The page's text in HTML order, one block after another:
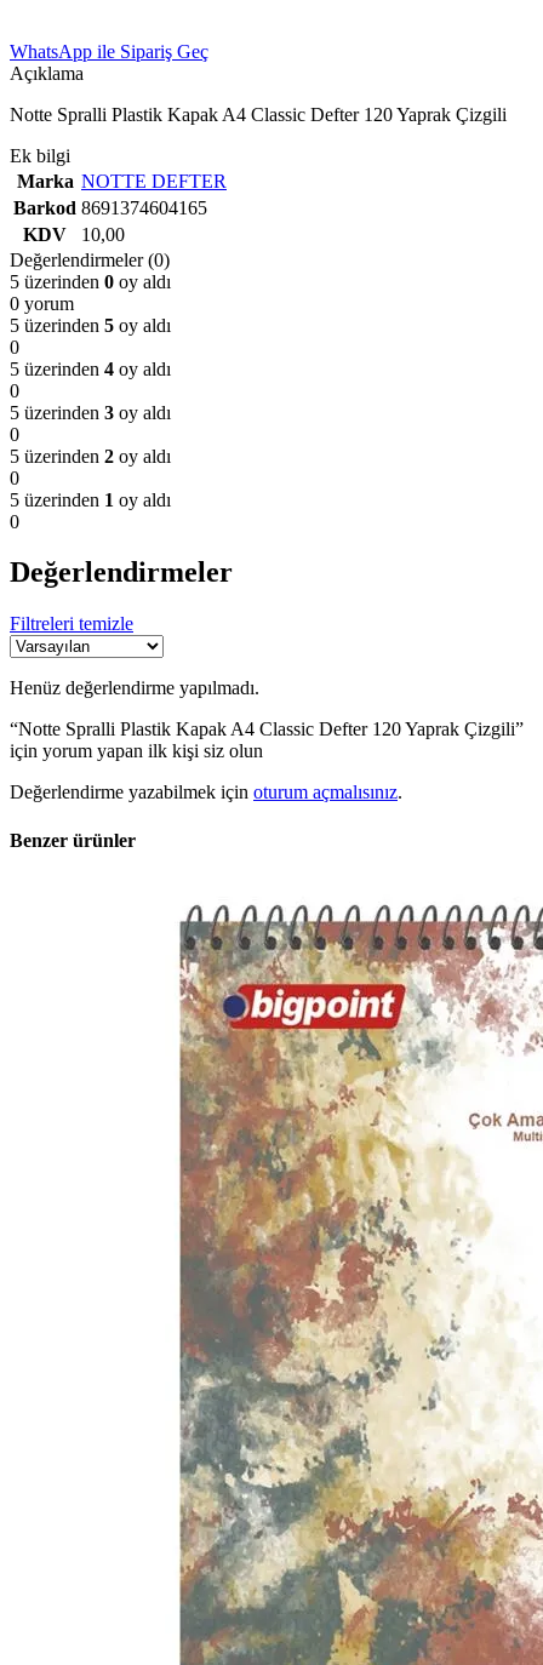
WhatsApp ile Sipariş Geç
Açıklama
Notte Spralli Plastik Kapak A4 Classic Defter 120 Yaprak Çizgili
Ek bilgi
Marka NOTTE DEFTER
Barkod 8691374604165
KDV
10,00
Değerlendirmeler (0)
5 üzerinden 0 oy aldı
0 yorum
5 üzerinden 5 oy aldı
0
5 üzerinden 4 oy aldı
0
5 üzerinden 3 oy aldı
0
5 üzerinden 2 oy aldı
0
5 üzerinden 1 oy aldı
0
Değerlendirmeler
Filtreleri temizle
Henüz değerlendirme yapılmadı.
“Notte Spralli Plastik Kapak A4 Classic Defter 120 Yaprak Çizgili”
için yorum yapan ilk kişi siz olun
Değerlendirme yazabilmek için oturum açmalısınız.
Benzer ürünler